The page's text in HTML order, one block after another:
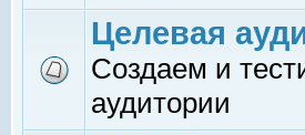
Целевая
Создаем и
аудитории